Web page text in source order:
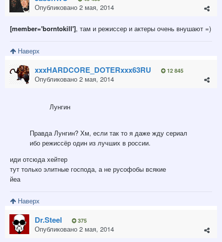
Опубликовано 2 мая, 2014
[member='borntokill'], там и режиссер и актеры очень внушают =)
Наверх
xxxHARDCORE_DOTERxxx63RU 12 845
Опубликовано 2 мая, 2014
Лунгин
Правда Лунгин? Хм, если так то я даже жду сериал
ибо режиссёр один из лучших в россии.
иди отсюда хейтер
тут только элитные господа, а не русофобы всякие
йеа
Наверх
Dr.Steel 375
Опубликовано 2 мая, 2014